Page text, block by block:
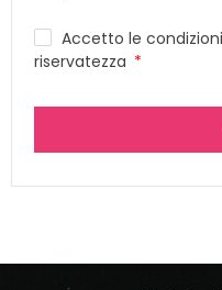
Accetto le
riservatezza